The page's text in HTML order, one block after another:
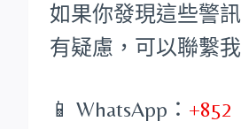
如果你發現這些警
有疑慮，可以聯繫我
📱 WhatsApp： +852